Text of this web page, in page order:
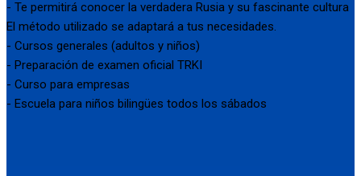
- Te permitirá conocer la verdadera Rusia y su fascinante cultura
El método utilizado se adaptará a tus necesidades.
- Cursos generales (adultos y niños)
- Preparación de examen oficial TRKI
- Curso para empresas
- Escuela para niños bilingües todos los sábados